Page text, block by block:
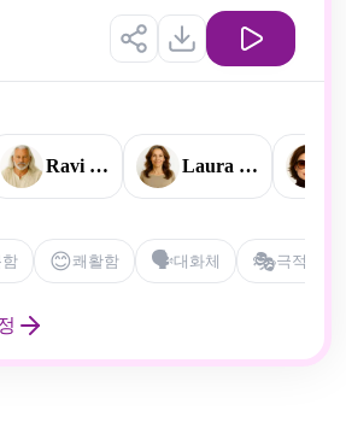
Ravi Ananda Laura Mitchell
함 😊쾌활함 🗣️대화체 🎭극적인